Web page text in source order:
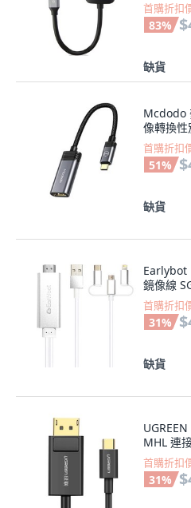
首購折扣
83%
缺貨
Mcdodo
像轉換
首購折扣
51%
缺貨
Earlybot
鏡像線
首購折扣
31%
缺貨
MHL 連
首購折扣
31%